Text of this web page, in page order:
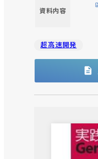
資料内容
超高速開発